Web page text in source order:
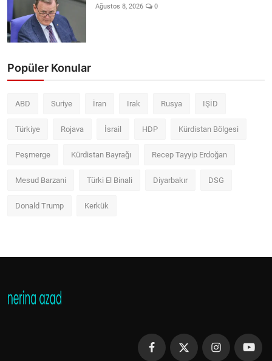
Ağustos 8, 2026 0
Popüler Konular
ABD Suriye İran Irak Rusya IŞİD
Türkiye Rojava İsrail HDP Kürdistan Bölgesi
Peşmerge Kürdistan Bayrağı Recep Tayyip Erdoğan
Mesud Barzani Türki El Binali Diyarbakır DSG
Donald Trump Kerkük